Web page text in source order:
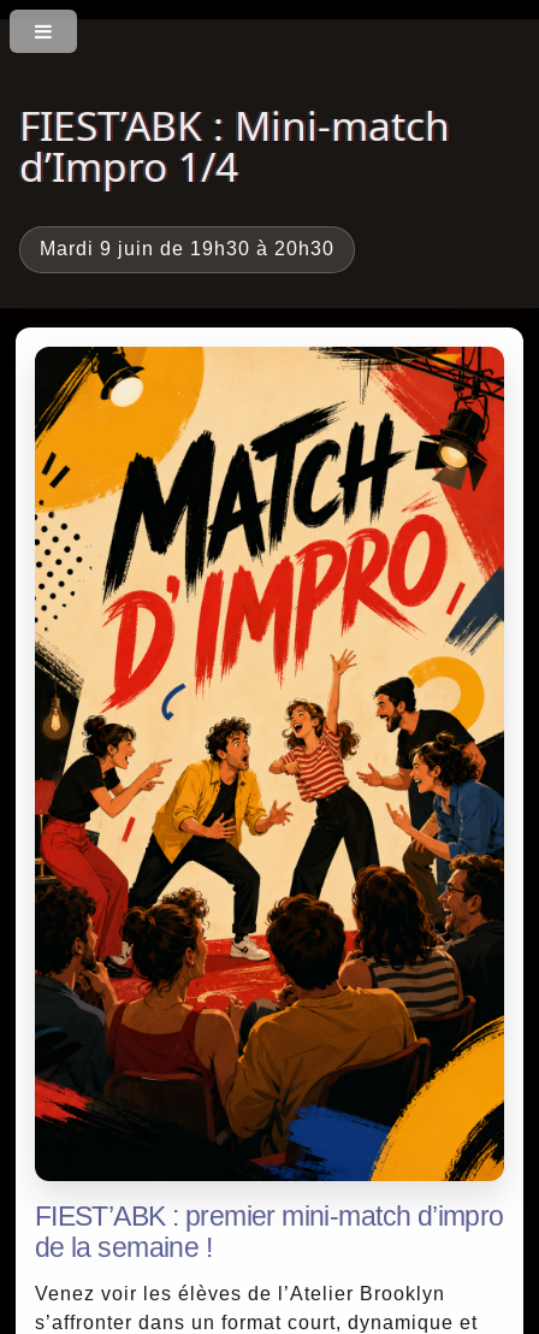
FIEST’ABK : Mini-match
d’Impro 1/4
Mardi 9 juin de 19h30 à 20h30
FIEST’ABK : premier mini-match d’impro
de la semaine !
Venez voir les élèves de l’Atelier Brooklyn
s’affronter dans un format court, dynamique et